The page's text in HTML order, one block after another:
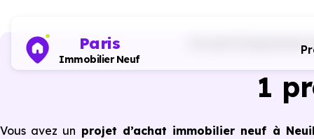
Paris
Immobilier Neuf
1
Vous avez un projet d’achat immobilier neuf à